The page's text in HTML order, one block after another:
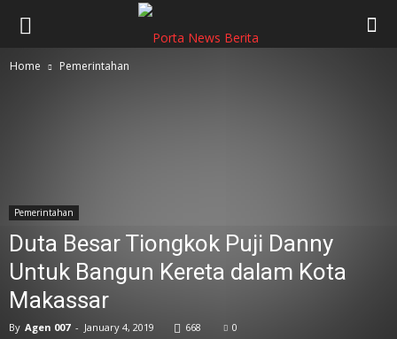
Home Pemerintahan
Pemerintahan
Duta Besar Tiongkok Puji Danny
Untuk Bangun Kereta dalam Kota
Makassar
By Agen 007 - January 4, 2019 668 0